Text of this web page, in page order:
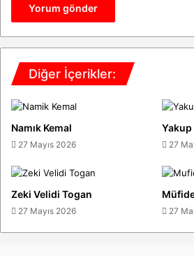
Diğer İçerikler:
Namık Kemal
27 Mayıs 2026 27
Zeki Velidi Togan
27 Mayıs 2026 27